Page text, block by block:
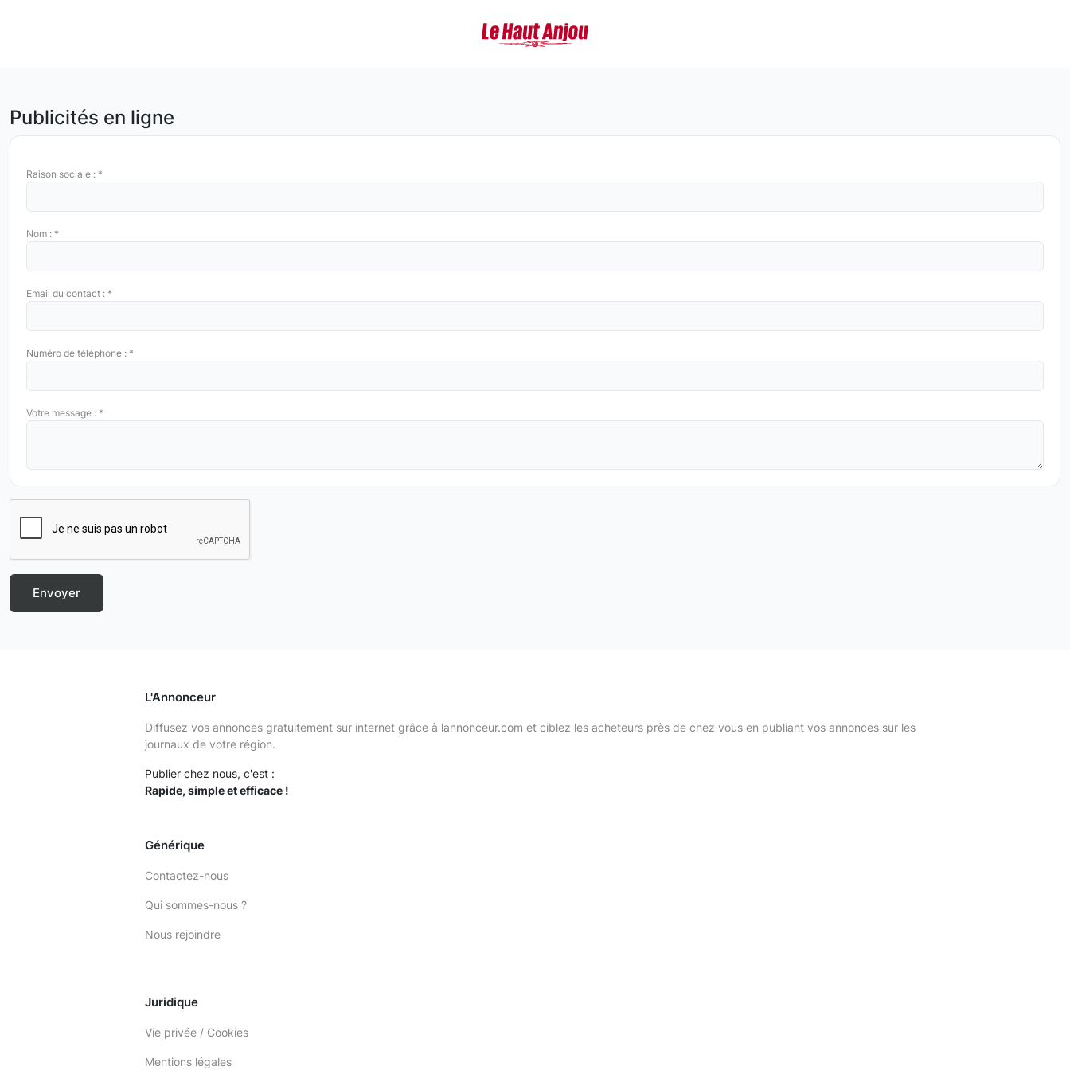
Publicités en ligne
Raison sociale : *
Nom : *
Email du contact : *
Numéro de téléphone : *
Votre message : *
L'Annonceur
Diffusez vos annonces gratuitement sur internet grâce à lannonceur.com et ciblez les acheteurs près de chez vous en publiant vos annonces sur les
journaux de votre région.
Publier chez nous, c'est :
Rapide, simple et efficace !
Générique
Contactez-nous
Qui sommes-nous ?
Nous rejoindre
Juridique
Vie privée / Cookies
Mentions légales